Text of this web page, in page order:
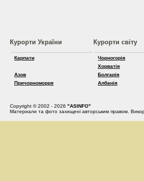
Курорти України
Карпати
Азов
Причорноморря
Курорти світу
Чорногорія
Хорватія
Болгарія
Албанія
Copyright © 2002 - 2026 "ASINFO"
Материали та фото захищені авторським правом.